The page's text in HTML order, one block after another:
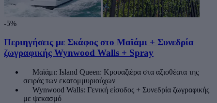
-5%
Περιηγήσεις με Σκάφος στο Μαϊάμι + Συνεδρία
ζωγραφικής Wynwood Walls + Spray
Μαϊάμι: Island Queen: Κρουαζιέρα στα αξιοθέατα της
σειράς των εκατομμυριούχων
Wynwood Walls: Γενική είσοδος + Συνεδρία ζωγραφικής
με ψεκασμό